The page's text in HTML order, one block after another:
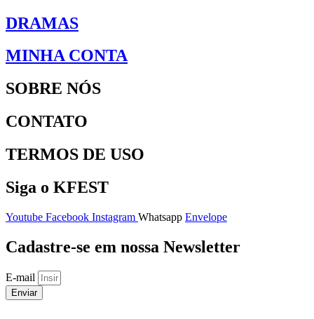
DRAMAS
MINHA CONTA
SOBRE NÓS
CONTATO
TERMOS DE USO
Siga o KFEST
Youtube Facebook Instagram Whatsapp Envelope
Cadastre-se em nossa Newsletter
E-mail
Enviar